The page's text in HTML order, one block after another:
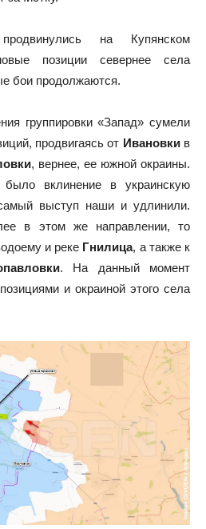
на Купянском
позиции севернее села
бои продолжаются.
группировки «Запад» сумели
продвигаясь от Ивановкив
, вернее, ее южной окраины.
вклинение в украинскую
выступ наши и удлинили.
в этом же направлении, то
и реке Гнилица, а также к
. На данный момент
и окраиной этого села